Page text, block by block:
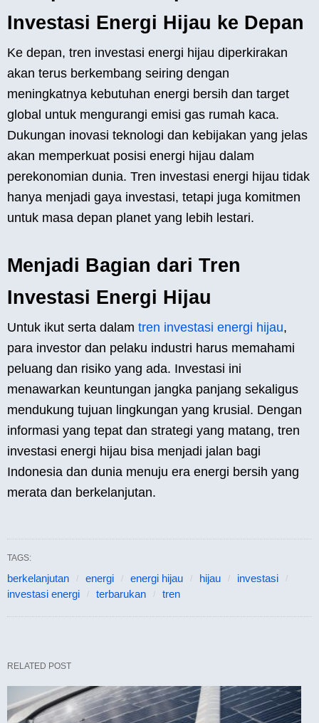
Investasi Energi Hijau ke Depan
Ke depan, tren investasi energi hijau diperkirakan
akan terus berkembang seiring dengan
meningkatnya kebutuhan energi bersih dan target
global untuk mengurangi emisi gas rumah kaca.
Dukungan inovasi teknologi dan kebijakan yang jelas
akan memperkuat posisi energi hijau dalam
perekonomian dunia. Tren investasi energi hijau tidak
hanya menjadi gaya investasi, tetapi juga komitmen
untuk masa depan planet yang lebih lestari.
Menjadi Bagian dari Tren
Investasi Energi Hijau
Untuk ikut serta dalam tren investasi energi hijau,
para investor dan pelaku industri harus memahami
peluang dan risiko yang ada. Investasi ini
menawarkan keuntungan jangka panjang sekaligus
mendukung tujuan lingkungan yang krusial. Dengan
informasi yang tepat dan strategi yang matang, tren
investasi energi hijau bisa menjadi jalan bagi
Indonesia dan dunia menuju era energi bersih yang
merata dan berkelanjutan.
TAGS:
berkelanjutan energi energi hijau hijau
investasi
investasi energi
terbarukan tren
RELATED POST